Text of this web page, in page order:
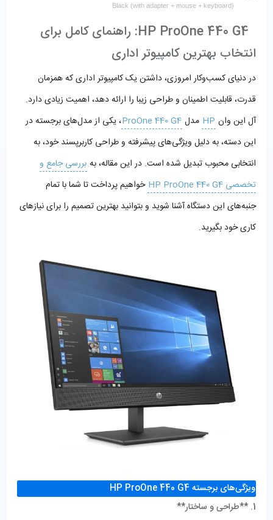
Black (with adapter + mouse + keyboard)
HP ProOne 440 G4: راهنمای کامل برای
انتخاب بهترین کامپیوتر اداری
در دنیای کسب‌وکار امروزی، داشتن یک کامپیوتر اداری که همزمان
قدرت، قابلیت اطمینان و طراحی زیبا را ارائه دهد، اهمیت زیادی دارد.
آل این وان HP مدل ProOne 440 G4، یکی از مدل‌های برجسته در
این دسته، به دلیل ویژگی‌های پیشرفته و طراحی کاربرپسند خود، به
انتخابی محبوب تبدیل شده است. در این مقاله، به بررسی جامع و
تخصصی HP ProOne 440 G4
خواهیم پرداخت تا شما با تمام
جنبه‌های این دستگاه آشنا شوید و بتوانید بهترین تصمیم را برای نیازهای
کاری خود بگیرید.
ویژگی‌های برجسته HP ProOne 440 G4
1. **طراحی و ساختار**